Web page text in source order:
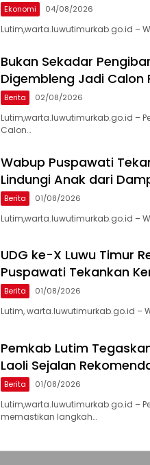
Ekonomi 04/08/2026
Lutim,warta.luwutimurkab.go.id –
‎Bukan Sekadar
Digembleng Jadi Calon
Berita 02/08/2026
‎Lutim,warta.luwutimurkab.go.id –
Calon…
Wabup Puspawati
Lindungi Anak dari
Berita 01/08/2026
Lutim,warta.luwutimurkab.go.id –
UDG ke-X Luwu Timur
Puspawati Tekankan
Berita 01/08/2026
Lutim, warta.luwutimurkab.go.id –
Pemkab Lutim
Laoli Sejalan
Berita 01/08/2026
Lutim,warta.luwutimurkab.go.id –
memastikan langkah…